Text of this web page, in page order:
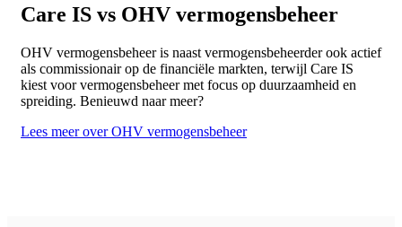
Care IS vs OHV vermogensbeheer
OHV vermogensbeheer is naast vermogensbeheerder ook actief
als commissionair op de financiële markten, terwijl Care IS
kiest voor vermogensbeheer met focus op duurzaamheid en
spreiding. Benieuwd naar meer?
Lees meer over OHV vermogensbeheer